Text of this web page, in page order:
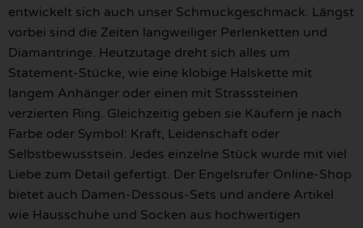
entwickelt sich auch unser Schmuckgeschmack. Längst
vorbei sind die Zeiten langweiliger Perlenketten und
Diamantringe. Heutzutage dreht sich alles um
Statement-Stücke, wie eine klobige Halskette mit
langem Anhänger oder einen mit Strasssteinen
verzierten Ring. Gleichzeitig geben sie Käufern je nach
Farbe oder Symbol: Kraft, Leidenschaft oder
Selbstbewusstsein. Jedes einzelne Stück wurde mit viel
Liebe zum Detail gefertigt. Der Engelsrufer Online-Shop
bietet auch Damen-Dessous-Sets und andere Artikel
wie Hausschuhe und Socken aus hochwertigen